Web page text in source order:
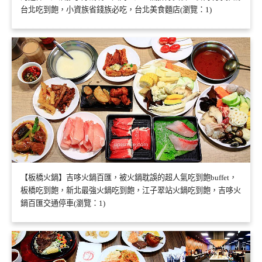
台北吃到飽，小資族省錢族必吃，台北美食麵店(瀏覽：1)
【板橋火鍋】吉哆火鍋百匯，被火鍋耽誤的超人氣吃到飽buffet，
板橋吃到飽，新北最強火鍋吃到飽，江子翠站火鍋吃到飽，吉哆火
鍋百匯交通停車(瀏覽：1)